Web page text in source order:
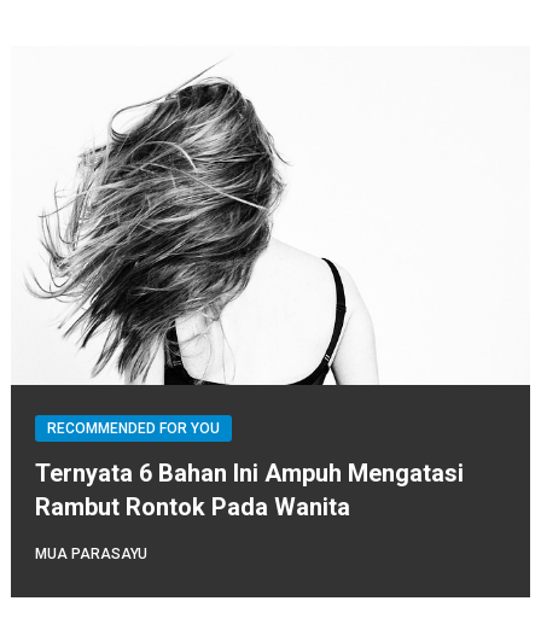
RECOMMENDED FOR YOU
Ternyata 6 Bahan Ini Ampuh Mengatasi
Rambut Rontok Pada Wanita
MUA PARASAYU